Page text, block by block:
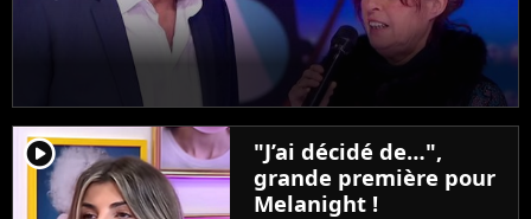
player2
"J’ai décidé de…",
grande première pour
Melanight !